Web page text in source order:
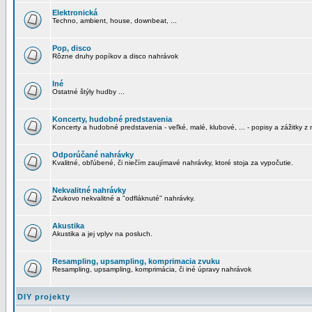
Elektronická
Techno, ambient, house, downbeat, ...
Pop, disco
Rôzne druhy popíkov a disco nahrávok
Iné
Ostatné štýly hudby ...
Koncerty, hudobné predstavenia
Koncerty a hudobné predstavenia - veľké, malé, klubové, ... - popisy a zážitky z
Odporúčané nahrávky
Kvalitné, obľúbené, či niečím zaujímavé nahrávky, ktoré stoja za vypočutie.
Nekvalitné nahrávky
Zvukovo nekvalitné a "odfláknuté" nahrávky.
Akustika
Akustika a jej vplyv na posluch.
Resampling, upsampling, komprimacia zvuku
Resampling, upsampling, komprimácia, či iné úpravy nahrávok
DIY projekty